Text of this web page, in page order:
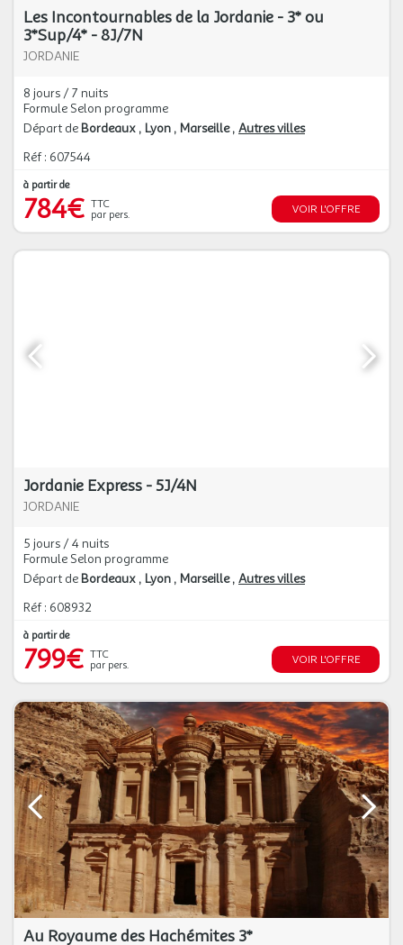
Les Incontournables de la Jordanie - 3* ou
3*Sup/4* - 8J/7N
JORDANIE
8 jours / 7 nuits
Formule Selon programme
Départ de Bordeaux Lyon Marseille Autres villes
Réf : 607544
à partir de
784€ TTC
par pers.
VOIR L'OFFRE
Jordanie Express - 5J/4N
JORDANIE
5 jours / 4 nuits
Formule Selon programme
Départ de Bordeaux Lyon Marseille Autres villes
Réf : 608932
à partir de
799€ TTC
par pers.
VOIR L'OFFRE
Au Royaume des Hachémites 3*